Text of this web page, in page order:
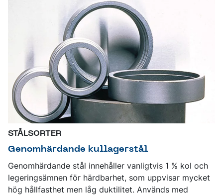
Resten Av Världen
STÅLSORTER
Genomhärdande kullagerstål
Genomhärdande stål innehåller vanligtvis 1 % kol och
legeringsämnen för härdbarhet, som uppvisar mycket
hög hållfasthet men låg duktilitet. Används med